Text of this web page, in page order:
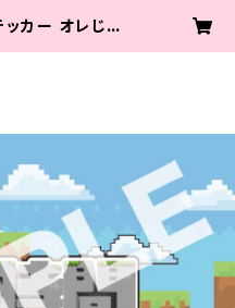
ッカー オレじか